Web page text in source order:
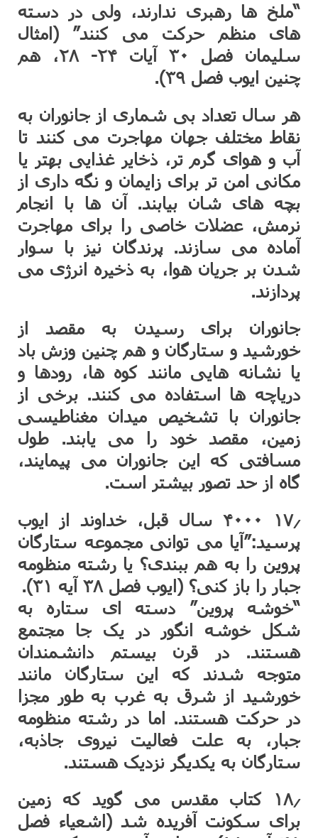
“ملخ ها رهبری ندارند، ولی در دسته
های منظم حرکت می کنند” (امثال
سلیمان فصل ۳۰ آیات ۲۴- ۲۸، هم
چنین ایوب فصل ۳۹).
هر سال تعداد بی شماری از جانوران به
نقاط مختلف جهان مهاجرت می کنند تا
آب و هوای گرم تر، ذخایر غذایی بهتر یا
مکانی امن تر برای زایمان و نگه داری از
بچه های شان بیابند. آن ها با انجام
نرمش، عضلات خاصی را برای مهاجرت
آماده می سازند. پرندگان نیز با سوار
شدن بر جریان هوا، به ذخیره انرژی می
پردازند.
جانوران برای رسیدن به مقصد از
خورشید و ستارگان و هم چنین وزش باد
یا نشانه هایی مانند کوه ها، رودها و
دریاچه ها استفاده می کنند. برخی از
جانوران با تشخیص میدان مغناطیسی
زمین، مقصد خود را می یابند. طول
مسافتی که این جانوران می پیمایند،
گاه از حد تصور بیشتر است.
۱۷٫ ۴۰۰۰ سال قبل، خداوند از ایوب
پرسید:”آیا می توانی مجموعه ستارگان
پروین را به هم ببندی؟ یا رشته منظومه
جبار را باز کنی؟ (ایوب فصل ۳۸ آیه ۳۱).
“خوشه پروین” دسته ای ستاره به
شکل خوشه انگور در یک جا مجتمع
هستند. در قرن بیستم دانشمندان
متوجه شدند که این ستارگان مانند
خورشید از شرق به غرب به طور مجزا
در حرکت هستند. اما در رشته منظومه
جبار، به علت فعالیت نیروی جاذبه،
ستارگان به یکدیگر نزدیک هستند.
۱۸٫ کتاب مقدس می گوید که زمین
برای سکونت آفریده شد (اشعیاء فصل